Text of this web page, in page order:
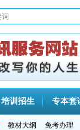
培训招生 专本套
教材大纲 免考办理